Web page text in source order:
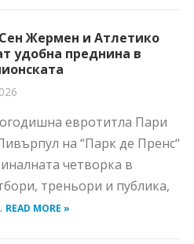
Жермен и Атлетико
удобна преднина в
евротитла Пари
на “Парк де Пренс“
четворка в
треньори и публика,
READ MORE »